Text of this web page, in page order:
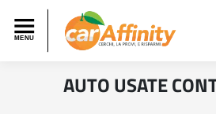
AUTO USATE